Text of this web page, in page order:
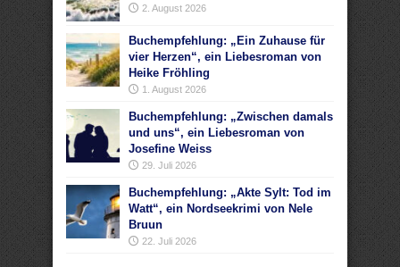
2. August 2026
Buchempfehlung: „Ein Zuhause für
vier Herzen“, ein Liebesroman von
Heike Fröhling
1. August 2026
Buchempfehlung: „Zwischen damals
und uns“, ein Liebesroman von
Josefine Weiss
29. Juli 2026
Buchempfehlung: „Akte Sylt: Tod im
Watt“, ein Nordseekrimi von Nele
Bruun
22. Juli 2026